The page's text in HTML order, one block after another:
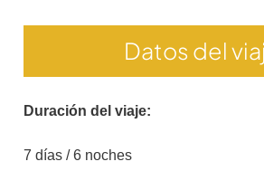
Datos del
Duración del viaje:
7 días / 6 noches